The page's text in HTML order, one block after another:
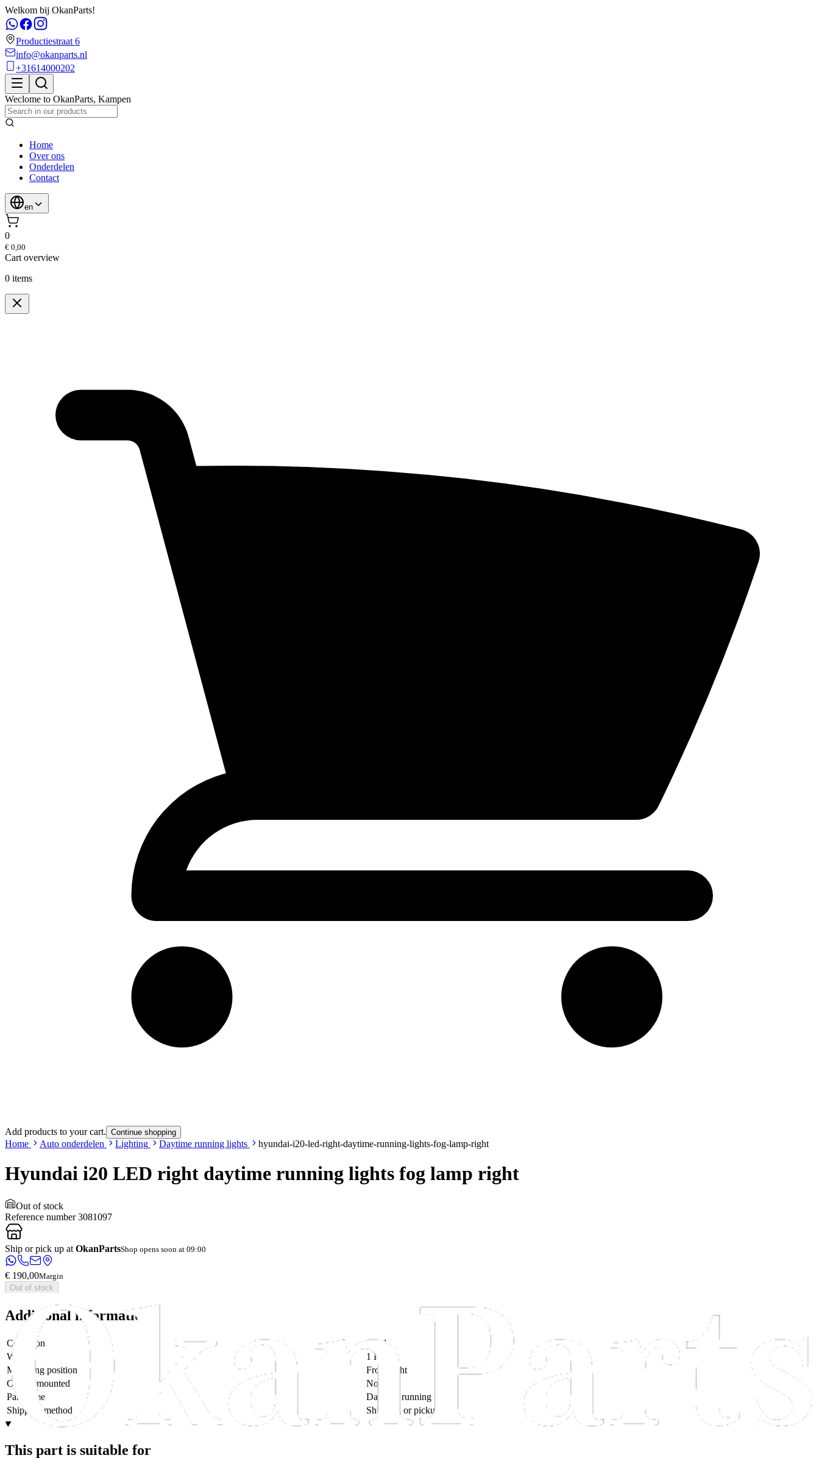
Welkom bij OkanParts!
Productiestraat 6
info@okanparts.nl
+31614000202
Weclome to OkanParts, Kampen
Home
Over ons
Onderdelen
Contact
en
0
€ 0,00
Cart overview
0 items
Add products to your cart. Continue shopping
Home Auto onderdelen Lighting Daytime running lights hyundai-i20-led-right-daytime-running-lights-fog-lamp-right
Hyundai i20 LED right daytime running lights fog lamp right
Out of stock
Reference number 3081097
Ship or pick up at OkanPartsShop opens soon at 09:00
€ 190,00Margin
Out of stock
Additional information
Condition
Used
Weight
1 KG
Mounting position
Front right
Can be mounted
No
Part name
Daytime running lights
Shipping method
Shipping or pickup
This part is suitable for